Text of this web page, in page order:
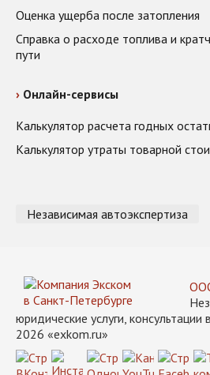
Оценка ущерба после затопления
Справка о расходе топлива и
пути
Онлайн-сервисы
Калькулятор расчета годных
Калькулятор утраты товарной
Независимая автоэкспертиза
юридические услуги,
2026 «exkom.ru»